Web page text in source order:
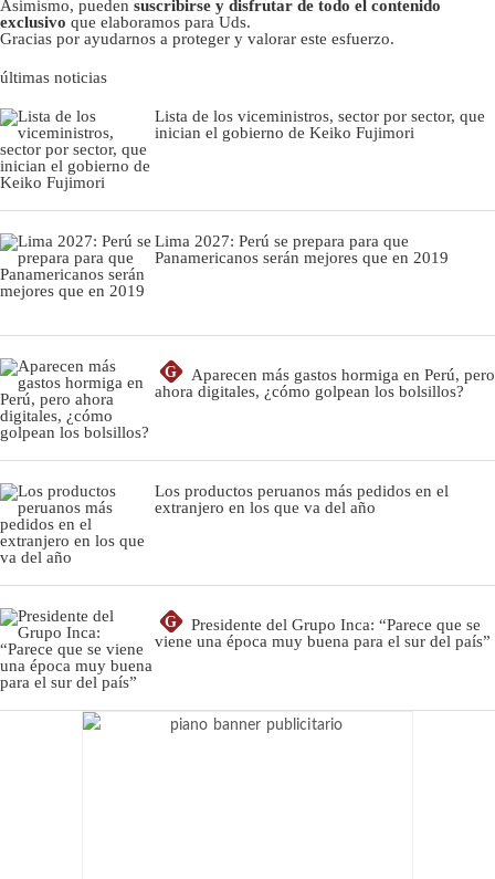
Asimismo, pueden suscribirse y disfrutar de todo el contenido
exclusivo que elaboramos para Uds.
Gracias por ayudarnos a proteger y valorar este esfuerzo.
últimas noticias
Lista de los viceministros, sector por sector, que
inician el gobierno de Keiko Fujimori
Lima 2027: Perú se prepara para que
Panamericanos serán mejores que en 2019
G
Aparecen más gastos hormiga en Perú, pero
ahora digitales, ¿cómo golpean los bolsillos?
Los productos peruanos más pedidos en el
extranjero en los que va del año
G
Presidente del Grupo Inca: “Parece que se
viene una época muy buena para el sur del país”